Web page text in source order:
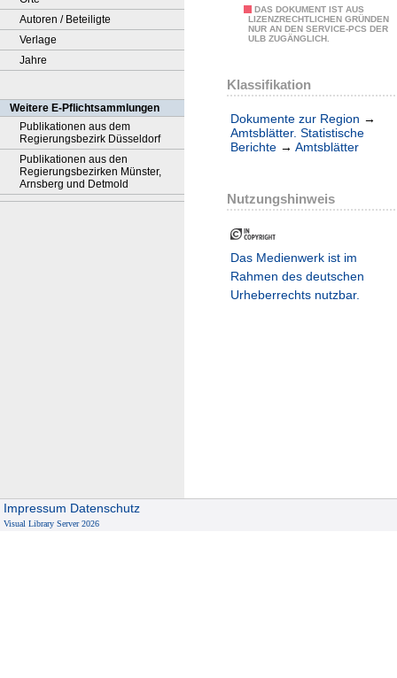
Autoren / Beteiligte
Verlage
Jahre
Weitere E-Pflichtsammlungen
Publikationen aus dem
Regierungsbezirk Düsseldorf
Publikationen aus den
Regierungsbezirken Münster,
Arnsberg und Detmold
DAS DOKUMENT IST AUS
LIZENZRECHTLICHEN GRÜNDEN
NUR AN DEN SERVICE-PCS DER
ULB ZUGÄNGLICH.
Klassifikation
Dokumente zur Region →
Amtsblätter. Statistische
Berichte → Amtsblätter
Nutzungshinweis
Das Medienwerk ist im
Rahmen des deutschen
Urheberrechts nutzbar.
Impressum Datenschutz
Visual Library Server 2026